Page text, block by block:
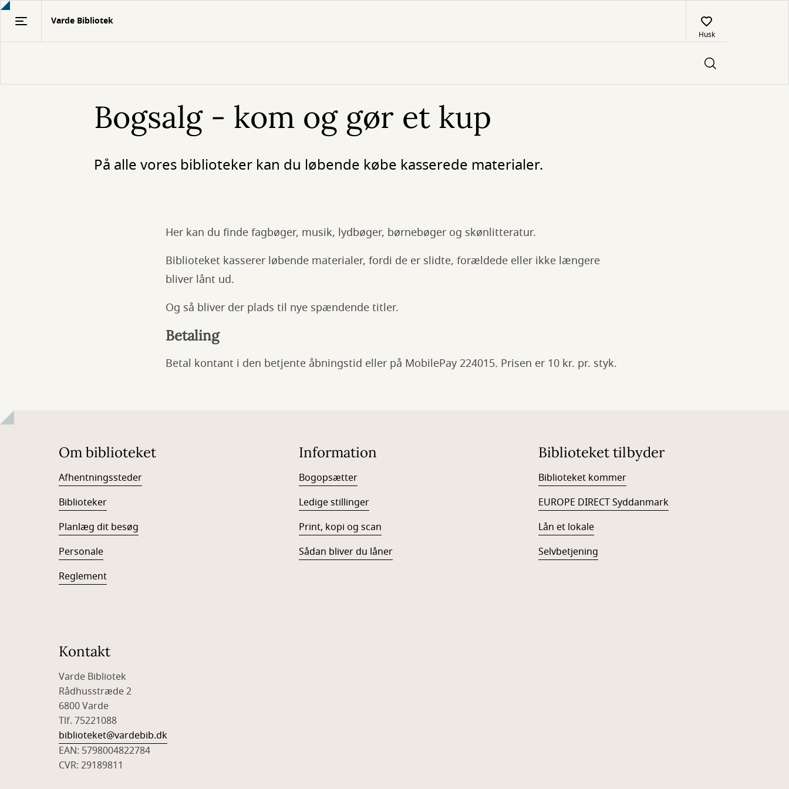
Gå
Varde Bibliotek
Husk
Bogsalg - kom og gør et kup
På alle vores biblioteker kan du løbende købe kasserede materialer.
Her kan du finde fagbøger, musik, lydbøger, børnebøger og skønlitteratur.
Biblioteket kasserer løbende materialer, fordi de er slidte, forældede eller ikke længere
bliver lånt ud.
Og så bliver der plads til nye spændende titler.
Betaling
​Betal kontant i den betjente åbningstid eller på MobilePay 224015. Prisen er 10 kr. pr. styk.
Om biblioteket
Afhentningssteder
Biblioteker
Planlæg dit besøg
Personale
Reglement
Information
Bogopsætter
Ledige stillinger
Print, kopi og scan
Sådan bliver du låner
Biblioteket tilbyder
Biblioteket kommer
EUROPE DIRECT Syddanmark
Lån et lokale
Selvbetjening
Kontakt
Varde Bibliotek
Rådhusstræde 2
6800 Varde
Tlf. 75221088
biblioteket@vardebib.dk
EAN: 5798004822784
CVR: 29189811